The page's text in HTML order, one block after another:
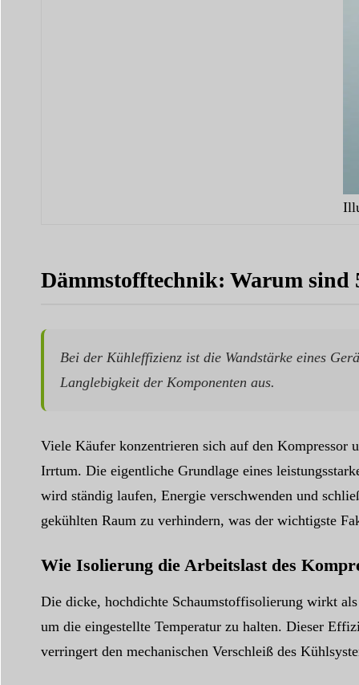
Dämmstofftechnik: Warum sind
Bei der Kühleffizienz ist die Wandstärke eines
Langlebigkeit der Komponenten aus.
Viele Käufer konzentrieren sich auf den Kompressor
Irrtum. Die eigentliche Grundlage eines
wird ständig laufen, Energie verschwenden und
gekühlten Raum zu verhindern, was der wichtigste
Wie Isolierung die Arbeitslast des
Die dicke, hochdichte Schaumstoffisolierung wirkt
um die eingestellte Temperatur zu halten. Dieser
verringert den mechanischen Verschleiß des